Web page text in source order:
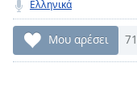
1x
Ελληνικά
Μου αρέσει